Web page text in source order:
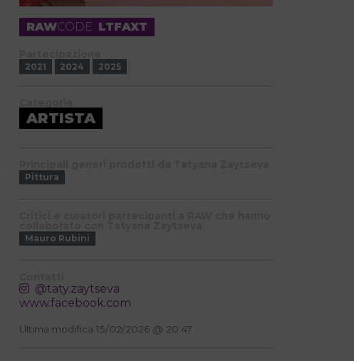
RAWCODE LTFAXT
2021 2024 2025
ARTISTA
Pittura
Mauro Rubini
@taty.zaytseva
www.facebook.com
Ultima modifica 15/02/2026 @ 20:47